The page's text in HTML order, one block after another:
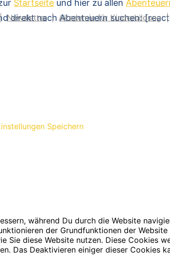
Startseite und hier zu allen
direkt nach Abenteuern suchen:
Newsletter| Akademie für Kinderbildung
Speichern
während Du durch die Website
der Grundfunktionen der
diese Website nutzen. Diese Cookies
Das Deaktivieren einiger dieser Cookies